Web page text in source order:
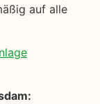
auf alle